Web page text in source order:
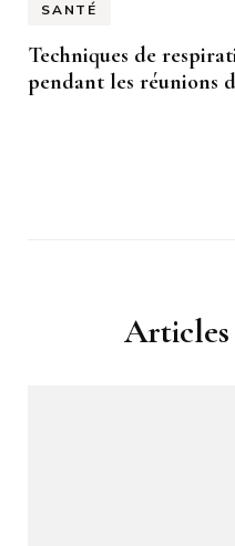
SANTÉ
Techniques de
pendant les réunions
Articles